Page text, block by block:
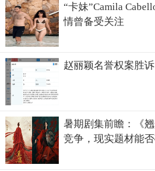
“卡妹”Camila
情曾备受关注
赵丽颖名誉权案胜
暑期剧集前瞻：《
竞争，现实题材能